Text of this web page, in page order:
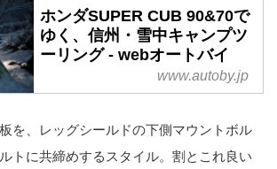
ホンダSUPER CUB 90&70で
ゆく、信州・雪中キャンプツ
ーリング - webオートバイ
www.autoby.jp
を、レッグシールドの下側マウントボル
トに共締めするスタイル。割とこれ良い